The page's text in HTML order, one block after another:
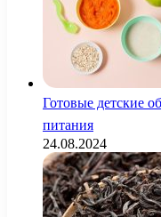
Готовые детские
питания
24.08.2024